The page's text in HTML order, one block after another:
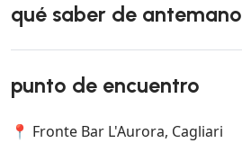
qué saber de antemano
punto de encuentro
📍 Fronte Bar L'Aurora, Cagliari